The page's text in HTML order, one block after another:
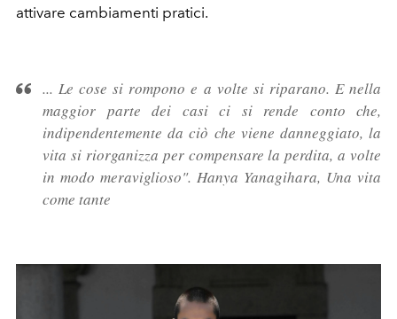
attivare cambiamenti pratici.
... Le cose si rompono e a volte si riparano. E nella
maggior parte dei casi ci si rende conto che,
indipendentemente da ciò che viene danneggiato, la
vita si riorganizza per compensare la perdita, a volte
in modo meraviglioso". Hanya Yanagihara, Una vita
come tante